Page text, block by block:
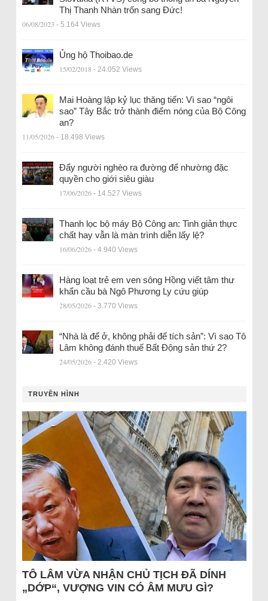
Thị Thanh Nhàn trốn sang Đức!
06/08/2023 - 5.164 Views
Ủng hộ Thoibao.de
15/02/2018 - 24.052 Views
Mai Hoàng lập kỷ lục thăng tiến: Vì sao “ngôi
sao” Tây Bắc trở thành điểm nóng của Bộ Công
an?
11/05/2026 - 18.498 Views
Đẩy người nghèo ra đường để nhường đặc
quyền cho giới siêu giàu
17/06/2026 - 14.527 Views
Thanh lọc bộ máy Bộ Công an: Tinh giản thực
chất hay vẫn là màn trình diễn lấy lệ?
16/06/2026 - 4.940 Views
Hàng loạt trẻ em ven sông Hồng viết tâm thư
khẩn cầu bà Ngô Phương Ly cứu giúp
28/05/2026 - 3.770 Views
“Nhà là để ở, không phải để tích sản”: Vì sao Tô
Lâm không đánh thuế Bất Động sản thứ 2?
24/05/2026 - 2.420 Views
TRUYỀN HÌNH
TÔ LÂM VỪA NHẬN CHỦ TỊCH ĐÃ DÍNH
„DỚP“, VƯỢNG VIN CÓ ÂM MƯU GÌ?